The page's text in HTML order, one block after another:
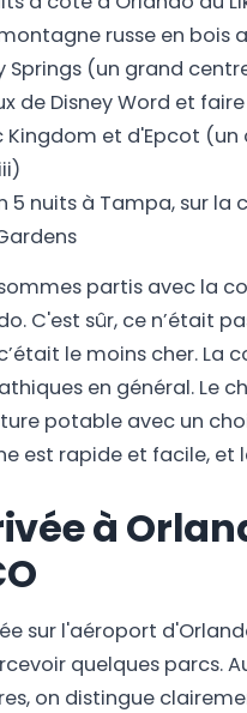
russe en bois
Springs (un grand
de Disney Word et
Kingdom et d'Epcot (un
5 nuits à Tampa, sur la
partis avec la
C'est sûr, ce n’était
le moins cher. La
en général. Le
potable avec un
est rapide et facile, et
à
sur l'aéroport
quelques parcs.
on distingue